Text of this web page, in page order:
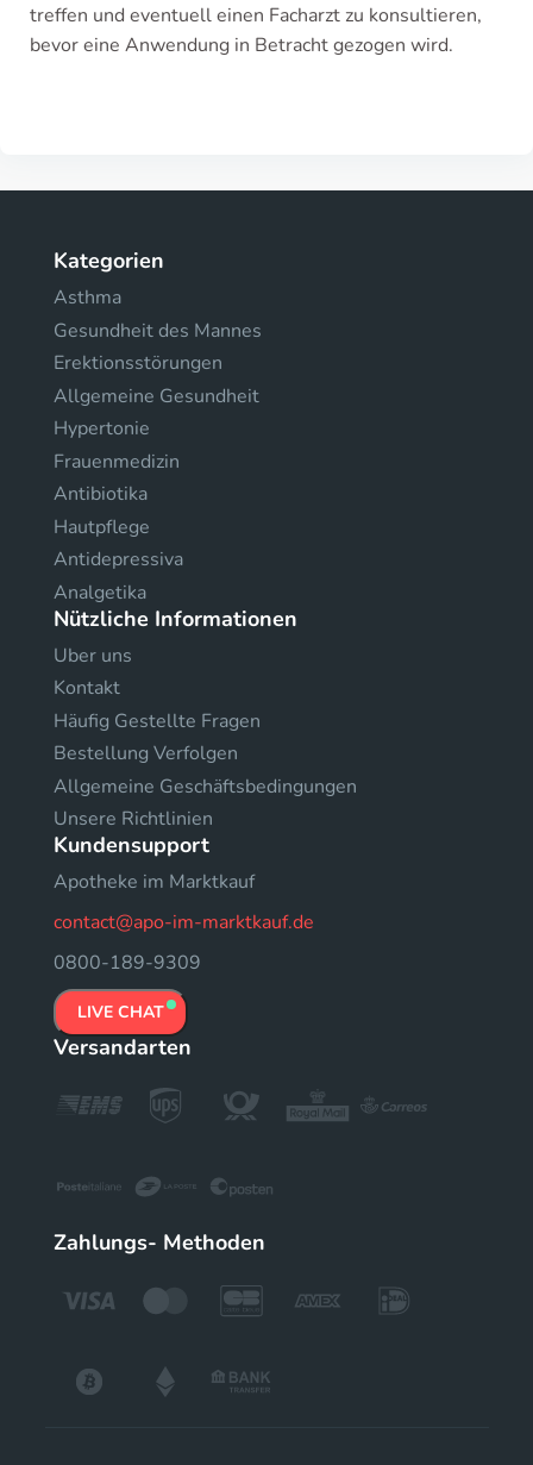
treffen und eventuell einen Facharzt zu konsultieren,
bevor eine Anwendung in Betracht gezogen wird.
Kategorien
Asthma
Gesundheit des Mannes
Erektionsstörungen
Allgemeine Gesundheit
Hypertonie
Frauenmedizin
Antibiotika
Hautpflege
Antidepressiva
Analgetika
Nützliche Informationen
Uber uns
Kontakt
Häufig Gestellte Fragen
Bestellung Verfolgen
Allgemeine Geschäftsbedingungen
Unsere Richtlinien
Kundensupport
Apotheke im Marktkauf
contact@apo-im-marktkauf.de
0800-189-9309
LIVE CHAT
Versandarten
Zahlungs- Methoden